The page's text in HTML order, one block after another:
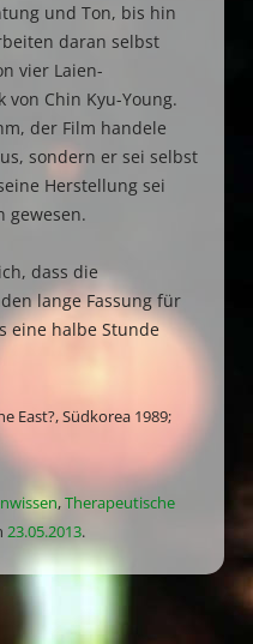
und Ton, bis hin
daran selbst
vier Laien-
Chin Kyu-Young.
der Film handele
sondern er sei selbst
Herstellung sei
gewesen.
dass die
lange Fassung für
eine halbe Stunde
East?, Südkorea 1989;
,Therapeutische
23.05.2013.